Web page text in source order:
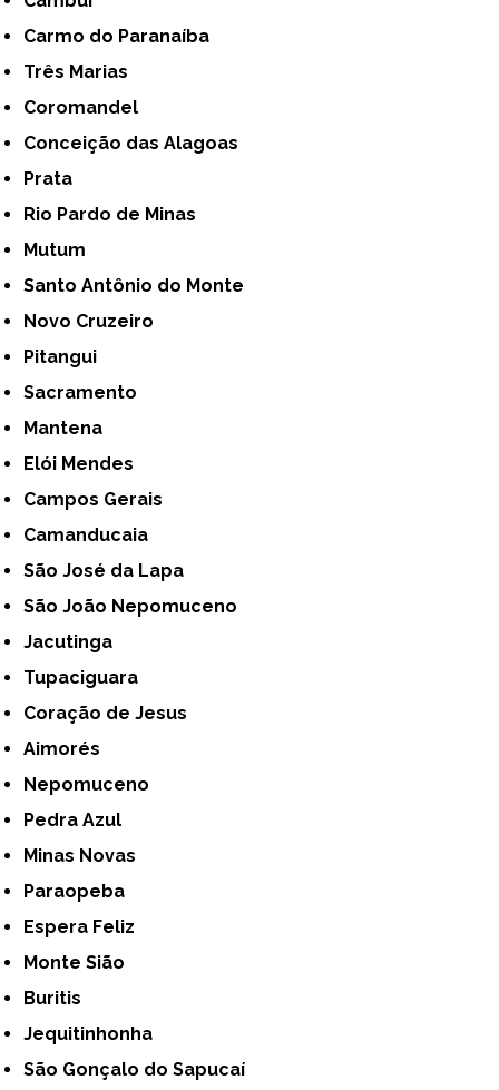
Carmo do Paranaíba
Três Marias
Coromandel
Conceição das Alagoas
Prata
Rio Pardo de Minas
Mutum
Santo Antônio do Monte
Novo Cruzeiro
Pitangui
Sacramento
Mantena
Elói Mendes
Campos Gerais
Camanducaia
São José da Lapa
São João Nepomuceno
Jacutinga
Tupaciguara
Coração de Jesus
Aimorés
Nepomuceno
Pedra Azul
Minas Novas
Paraopeba
Espera Feliz
Monte Sião
Buritis
Jequitinhonha
São Gonçalo do Sapucaí